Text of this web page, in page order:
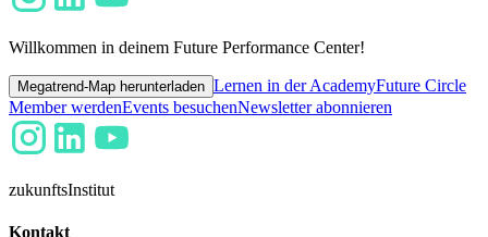
Willkommen in deinem Future Performance Center!
Megatrend-Map herunterladen Lernen in der AcademyFuture Circle
Member werdenEvents besuchenNewsletter abonnieren
zukunftsInstitut
Kontakt